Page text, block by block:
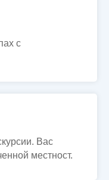
с
Вас
местност.